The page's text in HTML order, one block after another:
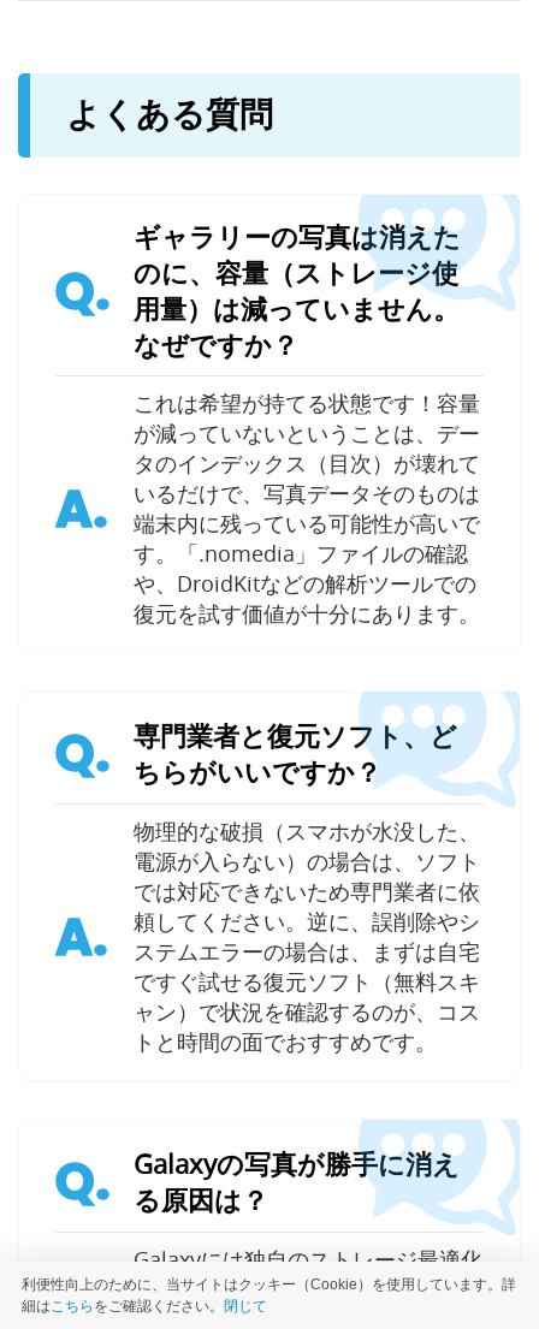
よくある質問
Q.
ギャラリーの写真は消えた
のに、容量（ストレージ使
用量）は減っていません。
なぜですか？
A.
これは希望が持てる状態です！容量
が減っていないということは、デー
タのインデックス（目次）が壊れて
いるだけで、写真データそのものは
端末内に残っている可能性が高いで
す。「.nomedia」ファイルの確認
や、DroidKitなどの解析ツールでの
復元を試す価値が十分にあります。
Q.
専門業者と復元ソフト、ど
ちらがいいですか？
A.
物理的な破損（スマホが水没した、
電源が入らない）の場合は、ソフト
では対応できないため専門業者に依
頼してください。逆に、誤削除やシ
ステムエラーの場合は、まずは自宅
ですぐ試せる復元ソフト（無料スキ
ャン）で状況を確認するのが、コス
トと時間の面でおすすめです。
Q.
Galaxyの写真が勝手に消え
る原因は？
Galaxyには独自のストレージ最適化
機能があります。また、OneDrive
との同期設定の不整合が原因となる
利便性向上のために、当サイトはクッキー（Cookie）を使用しています。詳
細はこちら をご確認ください。 閉じて